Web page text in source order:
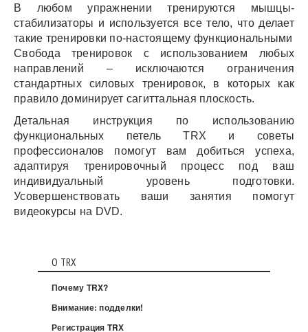
В любом упражнении тренируются мышцы-
стабилизаторы и используется все тело, что делает
такие тренировки по-настоящему функциональными
Свобода тренировок с использованием любых
направлений – исключаются ограничения
стандартных силовых тренировок, в которых как
правило доминирует сагиттальная плоскость.
Детальная инструкция по использованию
функциональных петель TRX и советы
профессионалов помогут вам добиться успеха,
адаптируя тренировочный процесс под ваш
индивидуальный уровень подготовки.
Усовершенствовать ваши занятия помогут
видеокурсы на DVD.
О TRX
Почему TRX?
Внимание: подделки!
Регистрация TRX